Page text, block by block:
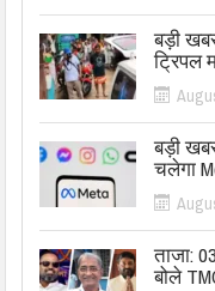
बड़ी
ट्रिपल
बड़ी
चलेगा
ताजा:
बोले